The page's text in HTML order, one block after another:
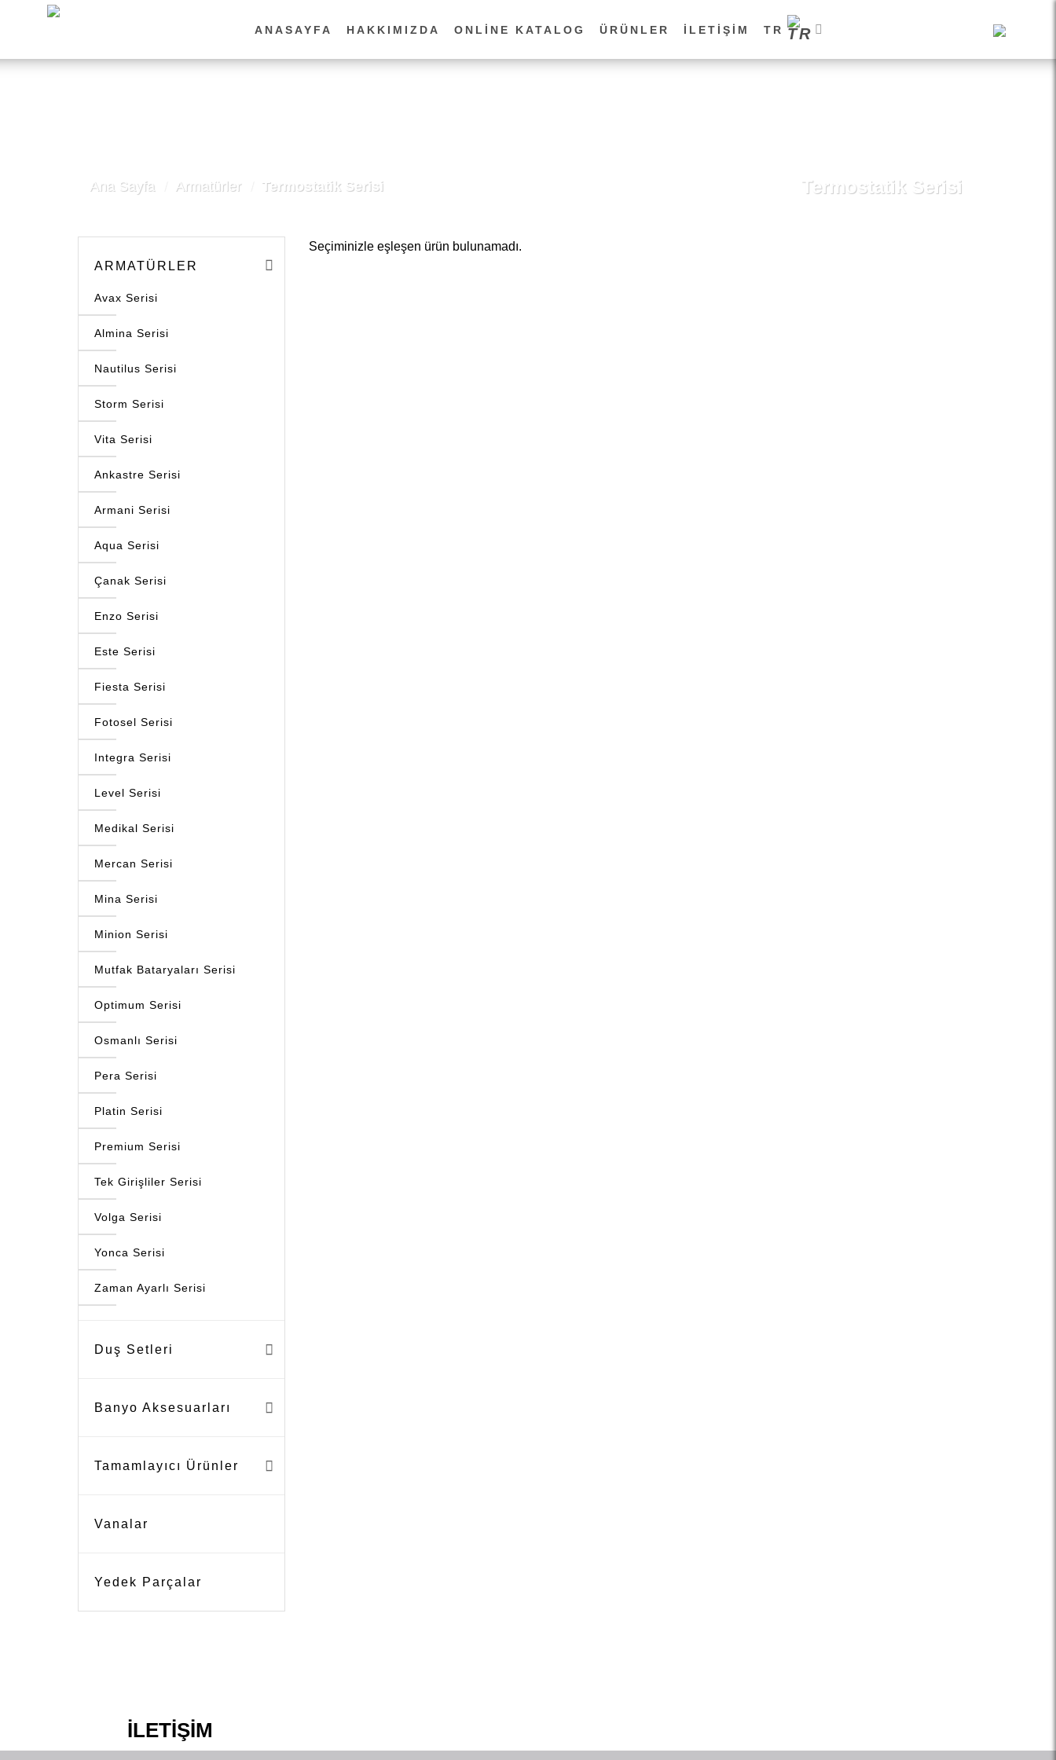
ANASAYFA HAKKIMIZDA ONLINE KATALOG ÜRÜNLER İLETIŞIM TR
Termostatik Serisi
Ana Sayfa Armatürler Termostatik Serisi
ARMATÜRLER
Avax Serisi
Almina Serisi
Nautilus Serisi
Storm Serisi
Vita Serisi
Ankastre Serisi
Armani Serisi
Aqua Serisi
Çanak Serisi
Enzo Serisi
Este Serisi
Fiesta Serisi
Fotosel Serisi
Integra Serisi
Level Serisi
Medikal Serisi
Mercan Serisi
Mina Serisi
Minion Serisi
Mutfak Bataryaları Serisi
Optimum Serisi
Osmanlı Serisi
Pera Serisi
Platin Serisi
Premium Serisi
Tek Girişliler Serisi
Volga Serisi
Yonca Serisi
Zaman Ayarlı Serisi
Duş Setleri
Banyo Aksesuarları
Tamamlayıcı Ürünler
Vanalar
Yedek Parçalar
Seçiminizle eşleşen ürün bulunamadı.
İLETİŞİM